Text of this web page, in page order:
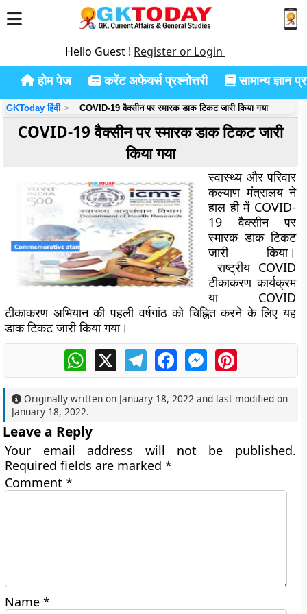
Hello Guest ! Register or Login
होम पेज करेंट अफेयर्स प्रश्नोत्तरी सामान्य ज्ञान
GKToday हिंदी COVID-19 वैक्सीन पर स्मारक डाक टिकट जारी किया गया
COVID-19 वैक्सीन पर स्मारक डाक टिकट जारी
किया गया
स्वास्थ्य और परिवार
कल्याण मंत्रालय ने
हाल ही में COVID-
19 वैक्सीन पर
स्मारक डाक टिकट
जारी किया।
राष्ट्रीय COVID
टीकाकरण कार्यक्रम
या COVID
टीकाकरण अभियान की पहली वर्षगांठ को चिह्नित करने के लिए यह
डाक टिकट जारी किया गया।
WhatsApp
X TelegramFacebookMessengerPinterest
Originally written on January 18, 2022 and last modified on
January 18, 2022.
Leave a Reply
Your email address will not be published.
Required fields are marked*
Comment*
Name*